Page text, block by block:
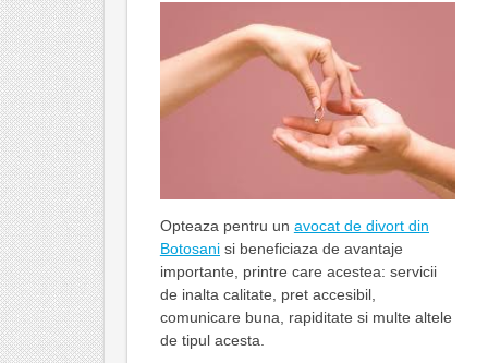
Opteaza pentru un avocat de divort din
Botosanisi beneficiaza de avantaje
importante, printre care acestea: servicii
de inalta calitate, pret accesibil,
comunicare buna, rapiditate si multe altele
de tipul acesta.